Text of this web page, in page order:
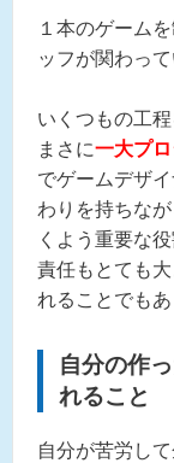
１本のゲーム
ッフが関わっ
いくつもの工
まさに一大プ
でゲームデザ
わりを持ちな
くよう重要な
責任もとても
れることでもあ
自分の作
れること
自分が苦労し